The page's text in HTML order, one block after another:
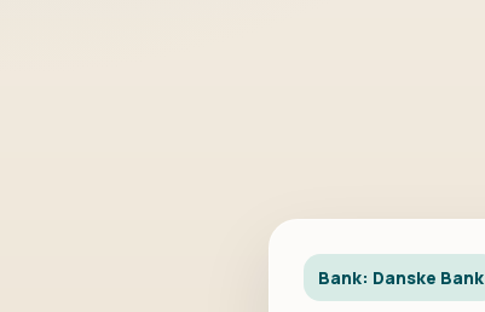
Bank: Danske Bank